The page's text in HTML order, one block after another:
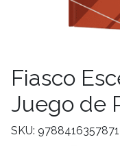
Fiasco
Juego de
SKU: 9788416357871